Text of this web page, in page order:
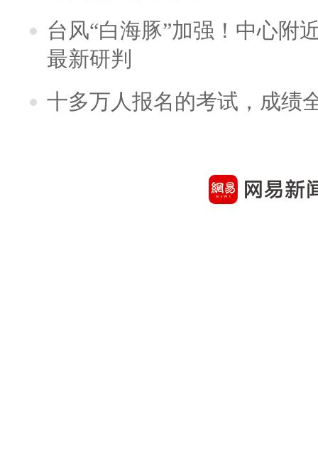
台风“白海豚”加强！中心附
最新研判
十多万人报名的考试，成绩